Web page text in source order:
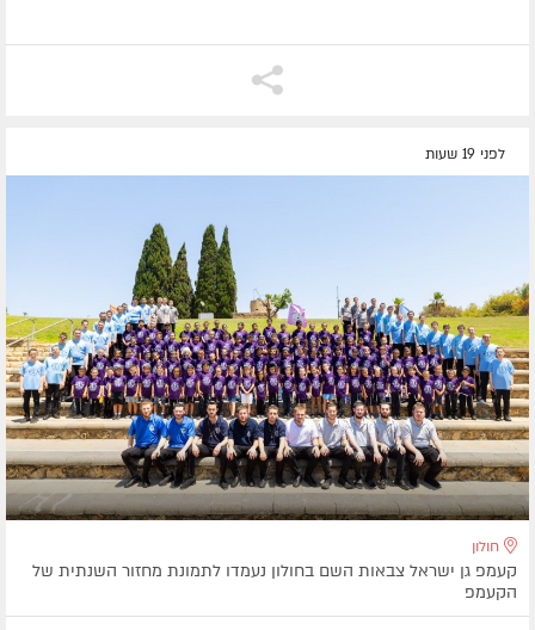
לפני 19 שעות
חולון
קעמפ גן ישראל צבאות השם בחולון נעמדו לתמונת מחזור השנתית של
הקעמפ